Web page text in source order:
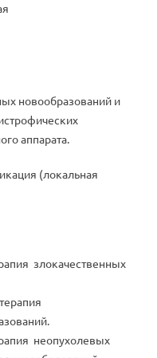
новообразований и
аппарата.
(локальная
злокачественных
неопухолевых